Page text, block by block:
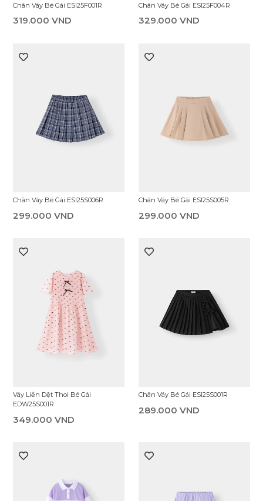
Chân Váy Bé Gái ESI25F001R
319.000 VND
Chân Váy Bé Gái ESI25F004R
329.000 VND
Chân Váy Bé Gái ESI25S006R
299.000 VND
Chân Váy Bé Gái ESI25S005R
299.000 VND
Váy Liền Dệt Thoi Bé Gái
EDW25S001R
349.000 VND
Chân Váy Bé Gái ESI25S001R
289.000 VND